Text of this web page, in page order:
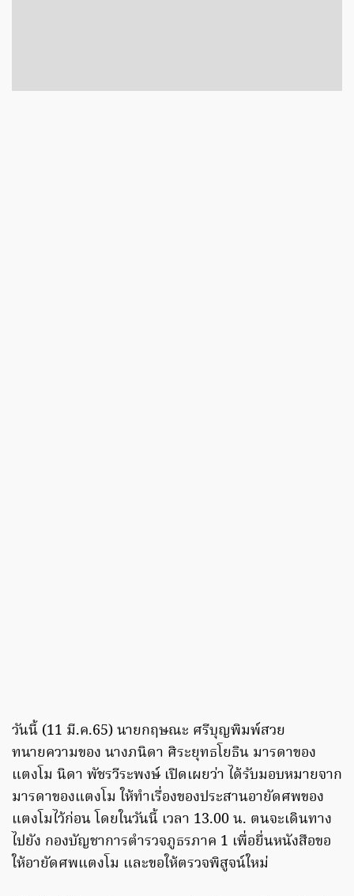
วันนี้ (11 มี.ค.65) นายกฤษณะ ศรีบุญพิมพ์สวย
ทนายความของ นางภนิดา ศิระยุทธโยธิน มารดาของ
แตงโม นิดา พัชรวีระพงษ์ เปิดเผยว่า ได้รับมอบหมายจาก
มารดาของแตงโม ให้ทำเรื่องของประสานอายัดศพของ
แตงโมไว้ก่อน โดยในวันนี้ เวลา 13.00 น. ตนจะเดินทาง
ไปยัง กองบัญชาการตำรวจภูธรภาค 1 เพื่อยื่นหนังสือขอ
ให้อายัดศพแตงโม และขอให้ตรวจพิสูจน์ใหม่